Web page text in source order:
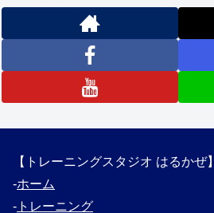
【トレーニングスタジオ はるかぜ】
‐ホーム
‐ トレーニング